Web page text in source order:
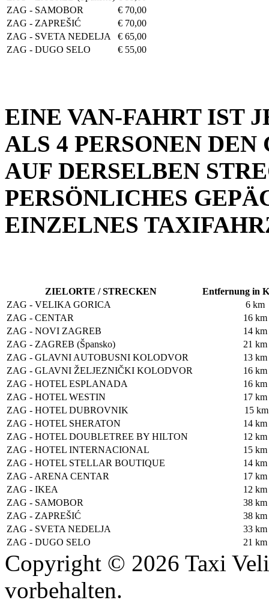
ZAG - SAMOBOR
€ 70,00
ZAG - ZAPREŠIĆ
€ 70,00
ZAG - SVETA NEDELJA
€ 65,00
ZAG - DUGO SELO
€ 55,00
EINE VAN-FAHRT IST
ALS 4 PERSONEN
AUF DERSELBEN
PERSÖNLICHES
EINZELNES
ZIELORTE / STRECKEN
Entfernung in
ZAG - VELIKA GORICA
6 km
ZAG - CENTAR
16 km
ZAG - NOVI ZAGREB
14 km
ZAG - ZAGREB (Špansko)
21 km
ZAG - GLAVNI AUTOBUSNI KOLODVOR
13 km
ZAG - GLAVNI ŽELJEZNIČKI KOLODVOR
16 km
ZAG - HOTEL ESPLANADA
16 km
ZAG - HOTEL WESTIN
17 km
ZAG - HOTEL DUBROVNIK
15 km
ZAG - HOTEL SHERATON
14 km
ZAG - HOTEL DOUBLETREE BY HILTON
12 km
ZAG - HOTEL INTERNACIONAL
15 km
ZAG - HOTEL STELLAR BOUTIQUE
14 km
ZAG - ARENA CENTAR
17 km
ZAG - IKEA
12 km
ZAG - SAMOBOR
38 km
ZAG - ZAPREŠIĆ
38 km
ZAG - SVETA NEDELJA
33 km
ZAG - DUGO SELO
21 km
Copyright © 2026 Taxi
vorbehalten.